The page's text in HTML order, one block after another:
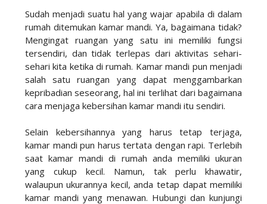
Sudah menjadi suatu hal yang wajar apabila di dalam
rumah ditemukan kamar mandi. Ya, bagaimana tidak?
Mengingat ruangan yang satu ini memiliki fungsi
tersendiri, dan tidak terlepas dari aktivitas sehari-
sehari kita ketika di rumah. Kamar mandi pun menjadi
salah satu ruangan yang dapat menggambarkan
kepribadian seseorang, hal ini terlihat dari bagaimana
cara menjaga kebersihan kamar mandi itu sendiri.
Selain kebersihannya yang harus tetap terjaga,
kamar mandi pun harus tertata dengan rapi. Terlebih
saat kamar mandi di rumah anda memiliki ukuran
yang cukup kecil. Namun, tak perlu khawatir,
walaupun ukurannya kecil, anda tetap dapat memiliki
kamar mandi yang menawan. Hubungi dan kunjungi